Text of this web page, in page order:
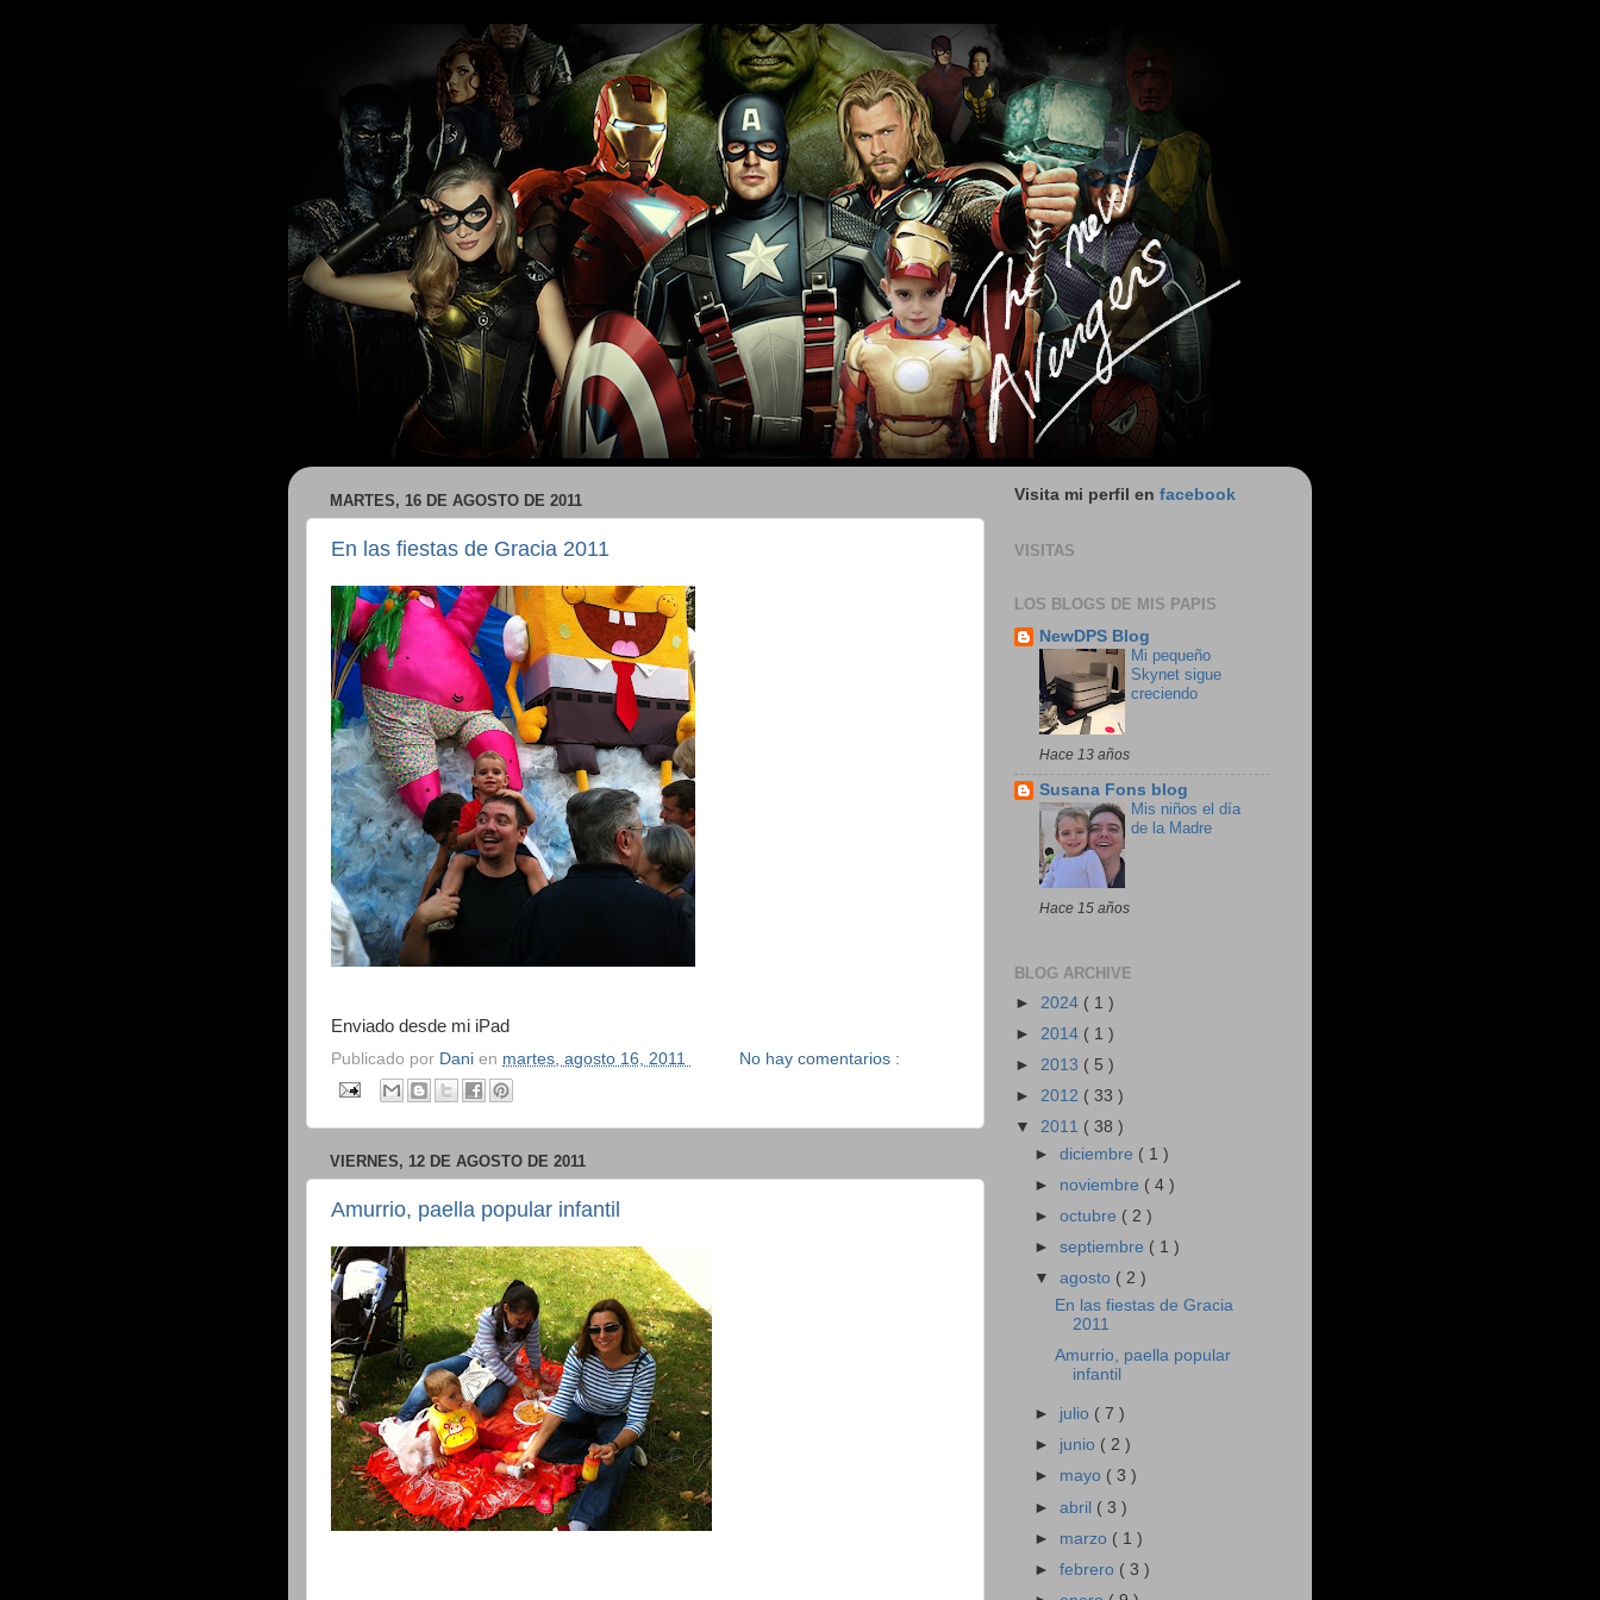
MARTES, 16 DE AGOSTO DE 2011
En las fiestas de Gracia 2011
Enviado desde mi iPad
Publicado por Dani en martes, agosto 16, 2011 No hay comentarios :
VIERNES, 12 DE AGOSTO DE 2011
Amurrio, paella popular infantil
Visita mi perfil en facebook
VISITAS
LOS BLOGS DE MIS PAPIS
NewDPS Blog
Mi pequeño
Skynet sigue
creciendo
Hace 13 años
Susana Fons blog
Mis niños el día
de la Madre
Hace 15 años
BLOG ARCHIVE
► 2024 ( 1 )
► 2014 ( 1 )
► 2013 ( 5 )
► 2012 ( 33 )
▼ 2011 ( 38 )
►diciembre ( 1 )
► noviembre ( 4 )
►octubre ( 2 )
►septiembre ( 1 )
▼agosto ( 2 )
En las fiestas de Gracia
2011
Amurrio, paella popular
infantil
► julio ( 7 )
► junio ( 2 )
► mayo ( 3 )
►abril ( 3 )
► marzo ( 1 )
►febrero ( 3 )